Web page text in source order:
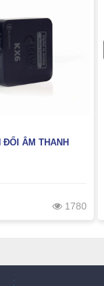
ĐỔI ÂM THANH
1780